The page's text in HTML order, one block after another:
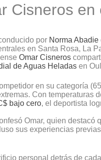
Cisneros en
por Norma Abadie
en Santa Rosa, La
Omar Cisneros
de Aguas Heladas en
en su categoría
Con temperaturas
bajo cero, el deportista
Omar, quien destacó
sus experiencias
personal detrás de